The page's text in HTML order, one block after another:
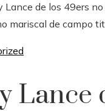
Lance de los 49ers no
mariscal de campo
Lance